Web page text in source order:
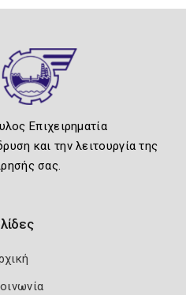
Επιχειρηματία
και την λειτουργία της
σας.